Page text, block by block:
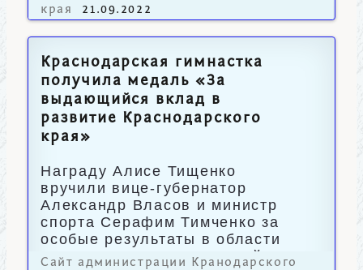
края
21.09.2022
Краснодарская гимнастка
получила медаль «За
выдающийся вклад в
развитие Краснодарского
края»
Награду Алисе Тищенко
вручили вице-губернатор
Александр Власов и министр
спорта Серафим Тимченко за
особые результаты в области
спорта высших достижений.
Сайт администрации Кранодарского